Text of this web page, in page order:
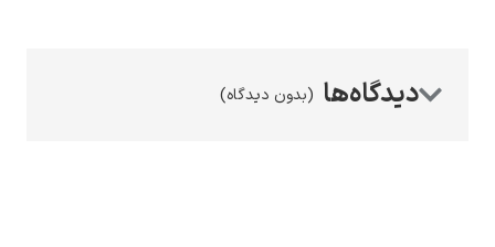
(بدون دیدگاه)